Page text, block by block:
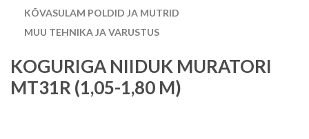
KÕVASULAM POLDID JA MUTRID
MUU TEHNIKA JA VARUSTUS
KOGURIGA NIIDUK MURATORI
MT31R (1,05-1,80 M)